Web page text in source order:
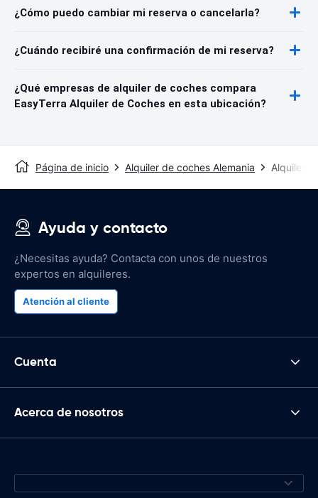
¿Cómo puedo cambiar mi reserva o cancelarla?
¿Cuándo recibiré una confirmación de mi reserva?
¿Qué empresas de alquiler de coches compara
EasyTerra Alquiler de Coches en esta ubicación?
Página de inicio Alquiler de coches Alemania Alquiler
Ayuda y contacto
¿Necesitas ayuda? Contacta con unos de nuestros
expertos en alquileres.
Atención al cliente
Cuenta
Acerca de nosotros